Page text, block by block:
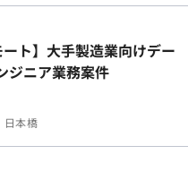
ト】大手製造業向けデー
ジニア業務案件
日本橋